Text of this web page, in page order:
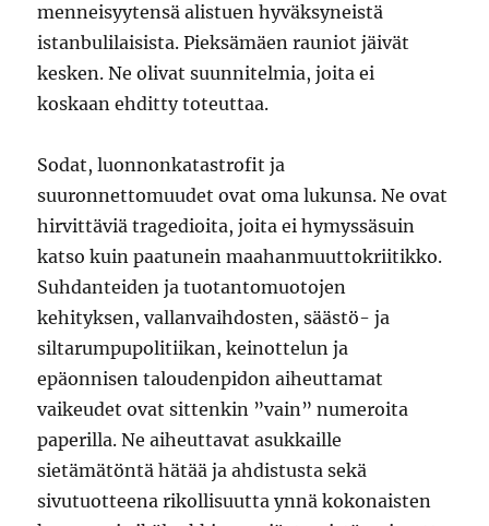
menneisyytensä alistuen hyväksyneistä
istanbulilaisista. Pieksämäen rauniot jäivät
kesken. Ne olivat suunnitelmia, joita ei
koskaan ehditty toteuttaa.
Sodat, luonnonkatastrofit ja
suuronnettomuudet ovat oma lukunsa. Ne ovat
hirvittäviä tragedioita, joita ei hymyssäsuin
katso kuin paatunein maahanmuuttokriitikko.
Suhdanteiden ja tuotantomuotojen
kehityksen, vallanvaihdosten, säästö- ja
siltarumpupolitiikan, keinottelun ja
epäonnisen taloudenpidon aiheuttamat
vaikeudet ovat sittenkin ”vain” numeroita
paperilla. Ne aiheuttavat asukkaille
sietämätöntä hätää ja ahdistusta sekä
sivutuotteena rikollisuutta ynnä kokonaisten